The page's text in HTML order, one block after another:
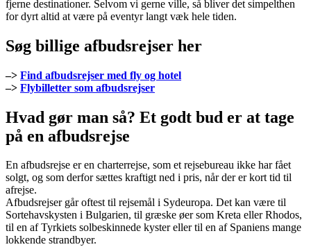
fjerne destinationer. Selvom vi gerne ville, så bliver det simpelthen
for dyrt altid at være på eventyr langt væk hele tiden.
Søg billige afbudsrejser her
–> Find afbudsrejser med fly og hotel
–> Flybilletter som afbudsrejser
Hvad gør man så? Et godt bud er at tage
på en afbudsrejse
En afbudsrejse er en charterrejse, som et rejsebureau ikke har fået
solgt, og som derfor sættes kraftigt ned i pris, når der er kort tid til
afrejse.
Afbudsrejser går oftest til rejsemål i Sydeuropa. Det kan være til
Sortehavskysten i Bulgarien, til græske øer som Kreta eller Rhodos,
til en af Tyrkiets solbeskinnede kyster eller til en af Spaniens mange
lokkende strandbyer.